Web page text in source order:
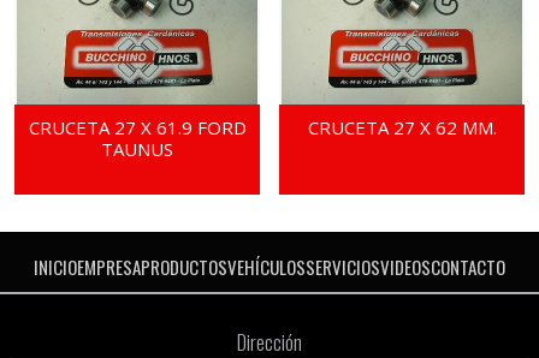
CRUCETA 27 X 61.9 FORD
TAUNUS
CRUCETA 27 X 62 MM.
INICIOEMPRESAPRODUCTOSVEHÍCULOSSERVICIOSVIDEOSCONTACTO
Dirección